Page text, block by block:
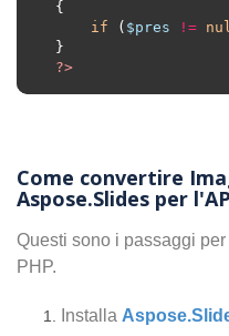
if ( $pres !=
?>
Come convertire
Aspose.Slides per
Questi sono i passaggi
PHP.
Installa